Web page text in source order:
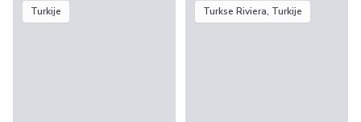
Turkije Turkse Riviera, Turkije